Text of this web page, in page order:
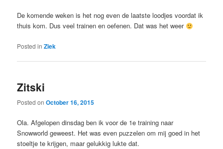
De komende weken is het nog even de laatste loodjes voordat ik
thuis kom. Dus veel trainen en oefenen. Dat was het weer
Posted in Ziek
Zitski
Posted onOctober 16, 2015
Ola. Afgelopen dinsdag ben ik voor de 1e training naar
Snowworld geweest. Het was even puzzelen om mij goed in het
stoeltje te krijgen, maar gelukkig lukte dat.